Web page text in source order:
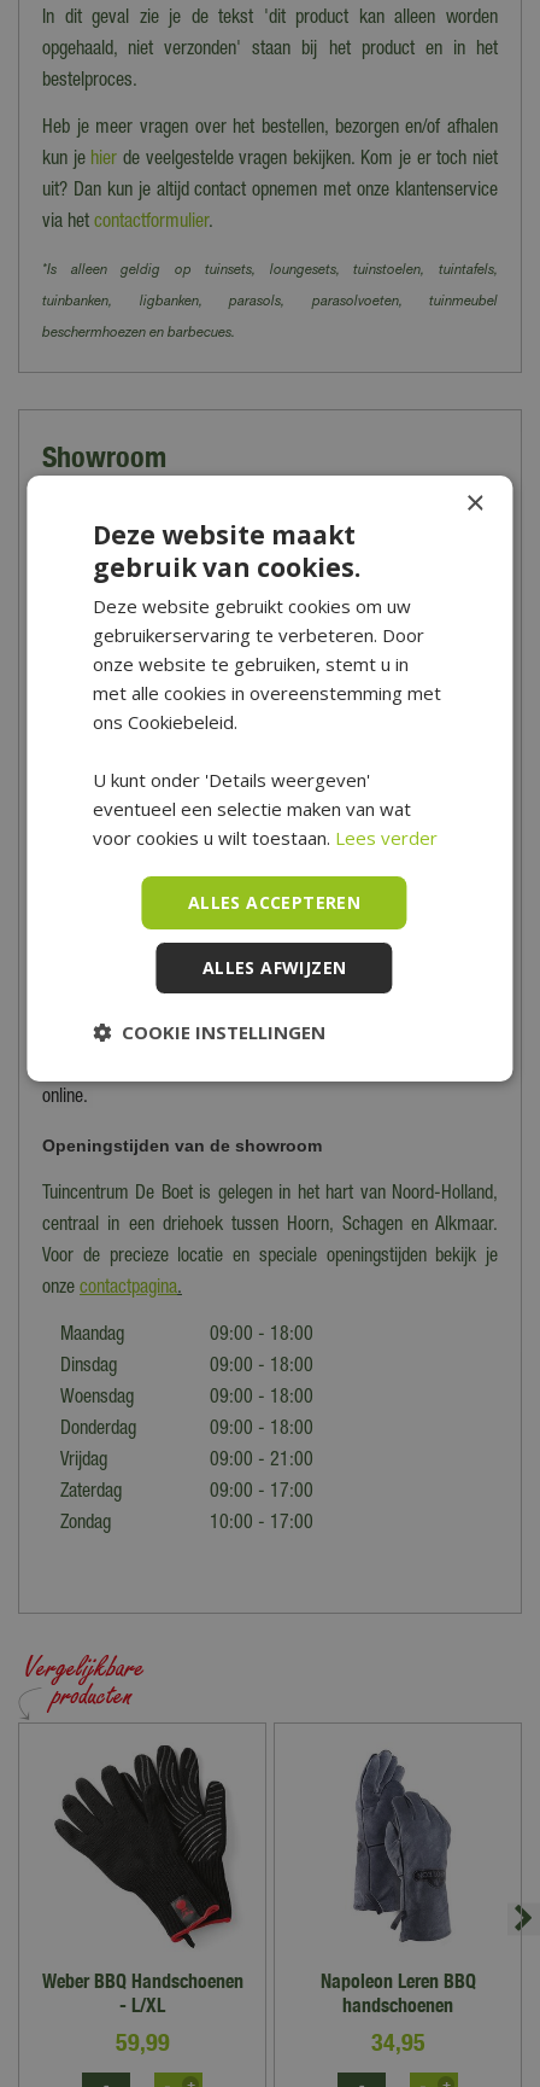
In dit geval zie je de tekst 'dit product kan alleen worden
opgehaald, niet verzonden' staan bij het product en in het
bestelproces.
Heb je meer vragen over het bestellen, bezorgen en/of afhalen
kun je hier de veelgestelde vragen bekijken. Kom je er toch niet
uit? Dan kun je altijd contact opnemen met onze klantenservice
via het contactformulier.
*Is alleen geldig op tuinsets, loungesets, tuinstoelen, tuintafels,
tuinbanken, ligbanken, parasols, parasolvoeten, tuinmeubel
beschermhoezen en barbecues.
Showroom
In onze winkel in Hoogwoud vind je een prachtige afdeling met
Big Green Egg. Zoek je een receptenboek of een mooie BBQ
accessoire? Dan zal je bij De Boet ook zeker slagen. Kom snel
eens langs in onze winkel om het assortiment te bekijken en laat
Wist je dat je bij De Boet een aantal keer per jaar terecht kunt
voor BBQ demodagen? Kijk naar barbecue demonstraties, doe
nuttige tips op en natuurlijk lekker proeven. Tijdens het zomer
voorraad, zodat je altijd keuze hebt. Tijdens het winterseizoen is
online.
Openingstijden van de showroom
Tuincentrum De Boet is gelegen in het hart van Noord-Holland,
centraal in een driehoek tussen Hoorn, Schagen en Alkmaar.
Voor de precieze locatie en speciale openingstijden bekijk je
onze contactpagina.
Maandag
09:00 - 18:00
Dinsdag
09:00 - 18:00
Woensdag
09:00 - 18:00
Donderdag
09:00 - 18:00
Vrijdag
09:00 - 21:00
Zaterdag
09:00 - 17:00
Zondag
10:00 - 17:00
Weber BBQ Handschoenen
- L/XL
59,99
Napoleon Leren BBQ
handschoenen
34,95
×
Deze website maakt
gebruik van cookies.
Deze website gebruikt cookies om uw
gebruikerservaring te verbeteren. Door
onze website te gebruiken, stemt u in
met alle cookies in overeenstemming met
ons Cookiebeleid.
U kunt onder 'Details weergeven'
eventueel een selectie maken van wat
voor cookies u wilt toestaan. Lees verder
ALLES ACCEPTEREN
ALLES AFWIJZEN
COOKIE INSTELLINGEN